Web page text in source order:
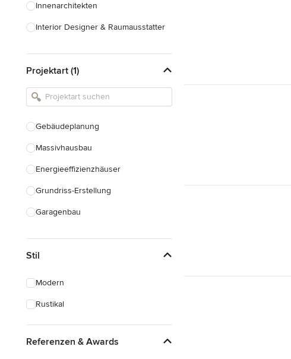
Innenarchitekten
Interior Designer & Raumausstatter
Landschaftsarchitekten
Armaturen & Sanitärbedarf
Einbauschränke
Projektart (1)
Gebäudeplanung
Massivhausbau
Energieeffizienzhäuser
Grundriss-Erstellung
Garagenbau
Baudenkmalpflege
Alle anzeigen
Stil
Modern
Rustikal
Referenzen & Awards